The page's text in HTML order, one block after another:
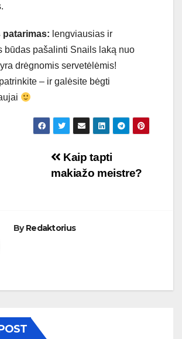
patarimas: lengviausias ir
būdas pašalinti Snails laką nuo
drėgnomis servetėlėmis!
– ir galėsite bėgti
Kaip tapti
makiažo meistre?
ByRedaktorius